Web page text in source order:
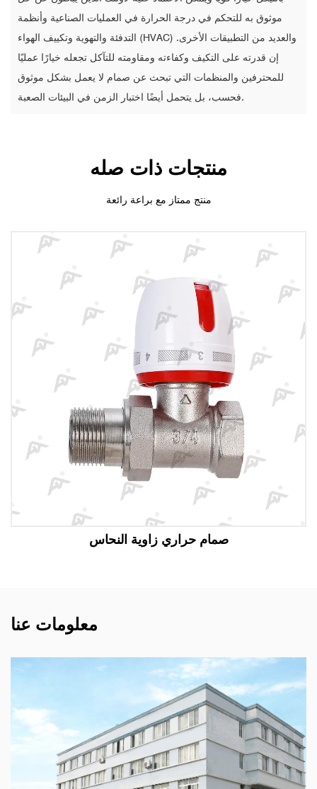
موثوق به للتحكم في درجة الحرارة في العمليات الصناعية وأنظمة
التدفئة والتهوية وتكييف الهواء (HVAC) والعديد من التطبيقات الأخرى.
إن قدرته على التكيف وكفاءته ومقاومته للتآكل تجعله خيارًا عمليًا
للمحترفين والمنظمات التي تبحث عن صمام لا يعمل بشكل موثوق
فحسب، بل يتحمل أيضًا اختبار الزمن في البيئات الصعبة.
منتجات ذات صله
منتج ممتاز مع براعة رائعة
حراري زاوية النحاس
معلومات عنا